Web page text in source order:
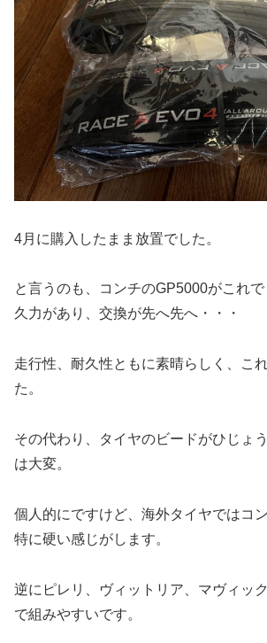
4月に購入したまま放置でした。
と言うのも、コンチのGP5000がこれ
久力があり、交換が先へ先へ・・・
走行性、耐久性ともに素晴らしく、こ
た。
その代わり、タイヤのビードがひじょ
は大変。
個人的にですけど、海外タイヤではコ
特に硬い感じがします。
逆にピレリ、ヴィットリア、マヴィッ
で組みやすいです。